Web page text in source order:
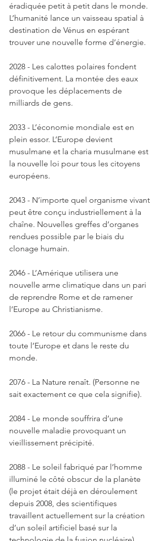
éradiquée petit à petit dans le monde.
L’humanité lance un vaisseau spatial à
destination de Vénus en espérant
trouver une nouvelle forme d’énergie.
2028 - Les calottes polaires fondent
définitivement. La montée des eaux
provoque les déplacements de
milliards de gens.
2033 - L’économie mondiale est en
plein essor. L’Europe devient
musulmane et la charia musulmane est
la nouvelle loi pour tous les citoyens
européens.
2043 - N’importe quel organisme vivant
peut être conçu industriellement à la
chaîne. Nouvelles greffes d’organes
rendues possible par le biais du
clonage humain.
2046 - L’Amérique utilisera une
nouvelle arme climatique dans un pari
de reprendre Rome et de ramener
l’Europe au Christianisme.
2066 - Le retour du communisme dans
toute l’Europe et dans le reste du
monde.
2076 - La Nature renaît. (Personne ne
sait exactement ce que cela signifie).
2084 - Le monde souffrira d’une
nouvelle maladie provoquant un
vieillissement précipité.
2088 - Le soleil fabriqué par l’homme
illuminé le côté obscur de la planète
(le projet était déjà en déroulement
depuis 2008, des scientifiques
travaillent actuellement sur la création
d’un soleil artificiel basé sur la